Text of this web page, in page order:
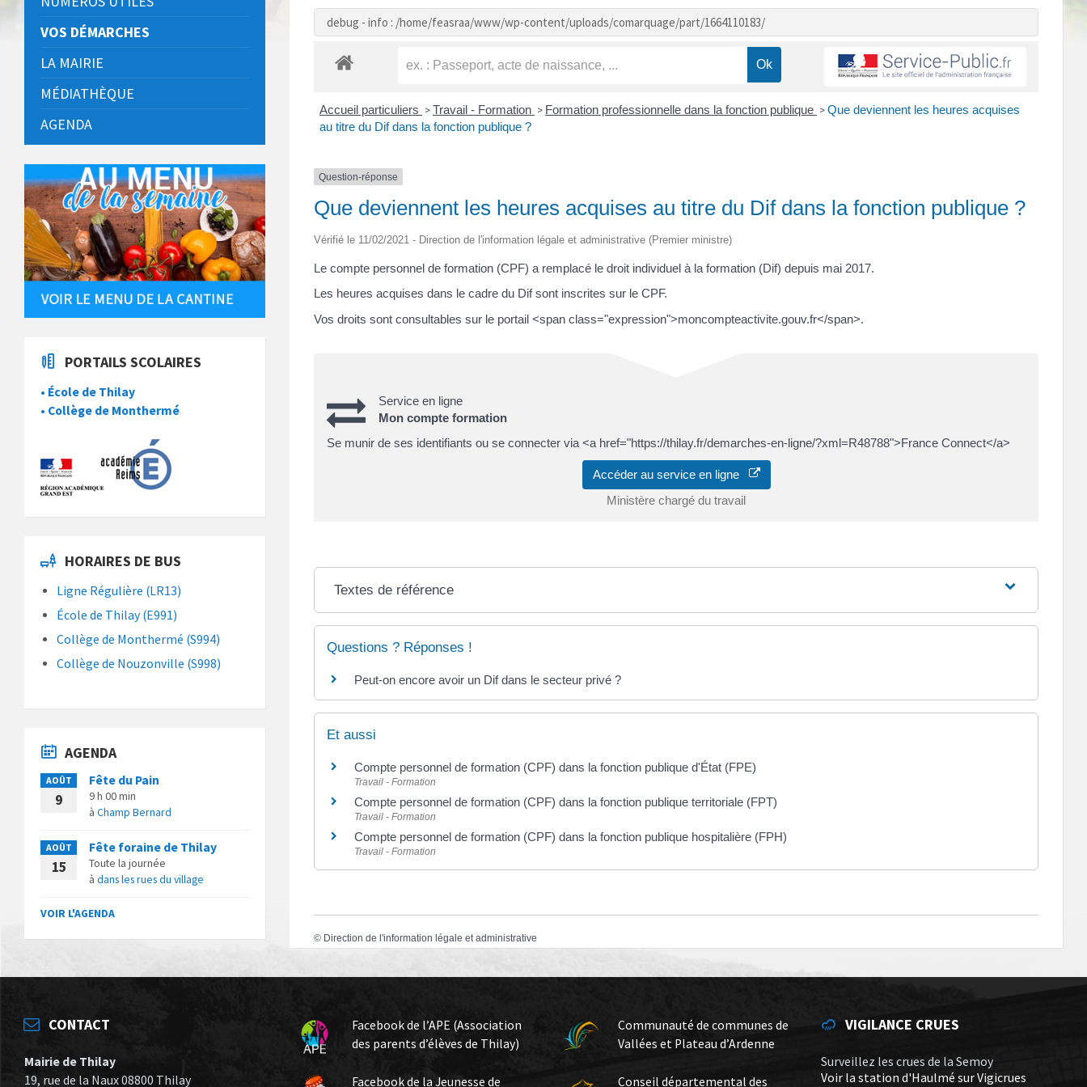
debug - info : /home/feasraa/www/wp-content/uploads/comarquage/part/1664110183/
Accueil particuliers >Travail - Formation > Formation professionnelle dans la fonction publique >Que deviennent les heures acquises
au titre du Dif dans la fonction publique ?
Question-réponse
Que deviennent les heures acquises au titre du Dif dans la fonction publique ?
Vérifié le 11/02/2021 - Direction de l'information légale et administrative (Premier ministre)
Le compte personnel de formation (CPF) a remplacé le droit individuel à la formation (Dif) depuis mai 2017.
Les heures acquises dans le cadre du Dif sont inscrites sur le CPF.
Vos droits sont consultables sur le portail <span class="expression">moncompteactivite.gouv.fr</span>.
Service en ligne
Mon compte formation
Se munir de ses identifiants ou se connecter via <a href="https://thilay.fr/demarches-en-ligne/?xml=R48788">France Connect</a>
Accéder au service en ligne
Ministère chargé du travail
Textes de référence
Questions ? Réponses !
Peut-on encore avoir un Dif dans le secteur privé ?
Et aussi
Compte personnel de formation (CPF) dans la fonction publique d'État (FPE)
Travail - Formation
Compte personnel de formation (CPF) dans la fonction publique territoriale (FPT)
Travail - Formation
Compte personnel de formation (CPF) dans la fonction publique hospitalière (FPH)
Travail - Formation
© Direction de l'information légale et administrative
VOS DÉMARCHES
LA MAIRIE
MÉDIATHÈQUE
AGENDA
PORTAILS SCOLAIRES
• École de Thilay
• Collège de Monthermé
HORAIRES DE BUS
Ligne Régulière (LR13)
École de Thilay (E991)
Collège de Monthermé (S994)
Collège de Nouzonville (S998)
AGENDA
AOÛT
9
Fête du Pain
9 h 00 min
à Champ Bernard
AOÛT
15
Fête foraine de Thilay
Toute la journée
à dans les rues du village
VOIR L'AGENDA
CONTACT
Mairie de Thilay
19, rue de la Naux 08800 Thilay
Facebook de l’APE (Association
des parents d’élèves de Thilay)
Facebook de la Jeunesse de
Communauté de communes de
Vallées et Plateau d’Ardenne
Conseil départemental des
VIGILANCE CRUES
Surveillez les crues de la Semoy
Voir la station d'Haulmé sur Vigicrues